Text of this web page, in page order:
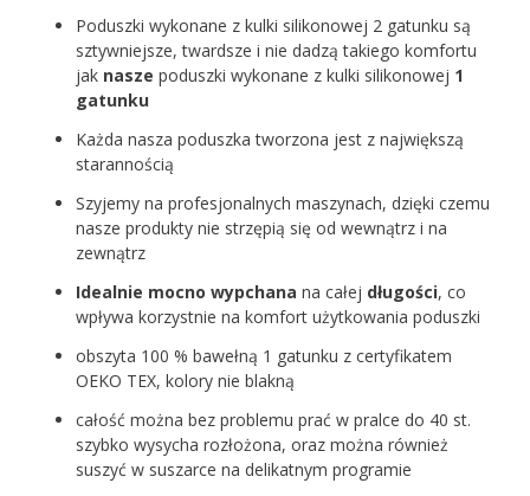
Poduszki wykonane z kulki silikonowej 2 gatunku są
sztywniejsze, twardsze i nie dadzą takiego komfortu
jak nasze poduszki wykonane z kulki silikonowej 1
gatunku
Każda nasza poduszka tworzona jest z największą
starannością
Szyjemy na profesjonalnych maszynach, dzięki czemu
nasze produkty nie strzępią się od wewnątrz i na
zewnątrz
Idealnie mocno wypchana na całej długości, co
wpływa korzystnie na komfort użytkowania poduszki
obszyta 100 % bawełną 1 gatunku z certyfikatem
OEKO TEX, kolory nie blakną
całość można bez problemu prać w pralce do 40 st.
szybko wysycha rozłożona, oraz można również
suszyć w suszarce na delikatnym programie